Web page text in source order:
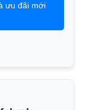
ưu đãi mới